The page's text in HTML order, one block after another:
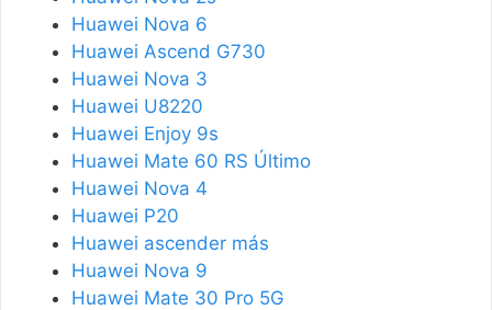
Huawei Nova 6
Huawei Ascend G730
Huawei Nova 3
Huawei U8220
Huawei Enjoy 9s
Huawei Mate 60 RS Último
Huawei Nova 4
Huawei P20
Huawei ascender más
Huawei Nova 9
Huawei Mate 30 Pro 5G